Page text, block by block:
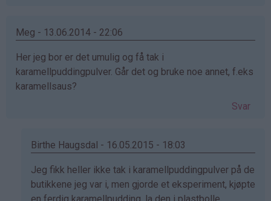
Meg - 13.06.2014 - 22:06
Her jeg bor er det umulig og få tak i
karamellpuddingpulver. Går det og bruke noe annet, f.eks
karamellsaus?
Svar
Birthe Haugsdal - 16.05.2015 - 18:03
Som
svar
Jeg fikk heller ikke tak i karamellpuddingpulver på de
butikkene jeg var i, men gjorde et eksperiment, kjøpte